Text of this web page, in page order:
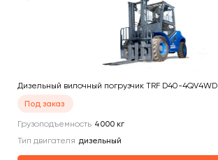
Дизельный вилочный погрузчик TRF D40-4QV4WD
Под заказ
Грузоподъемность 4000 кг
Тип двигателя дизельный